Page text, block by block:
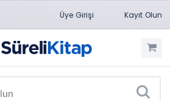
Üye Girişi Kayıt Olun